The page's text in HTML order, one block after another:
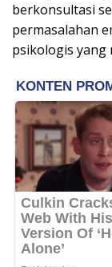
berkonsultasi
permasalahan
psikologis yang